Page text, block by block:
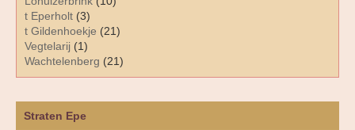
Straten Epe
t Eperholt (3)
t Gildenhoekje (21)
Vegtelarij (1)
Wachtelenberg (21)